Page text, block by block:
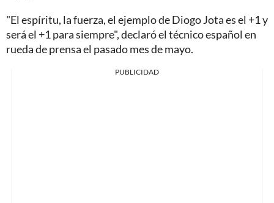
"El espíritu, la fuerza, el ejemplo de Diogo Jota es el +1 y
será el +1 para siempre", declaró el técnico español en
rueda de prensa el pasado mes de mayo.
PUBLICIDAD